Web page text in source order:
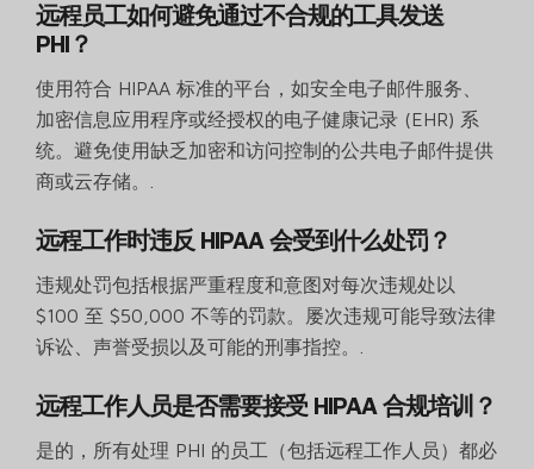
远程员工如何避免通过不合规的工具发送
PHI？
使用符合 HIPAA 标准的平台，如安全电子邮件服务、
加密信息应用程序或经授权的电子健康记录 (EHR) 系
统。避免使用缺乏加密和访问控制的公共电子邮件提供
商或云存储。.
远程工作时违反 HIPAA 会受到什么处罚？
违规处罚包括根据严重程度和意图对每次违规处以
$100 至 $50,000 不等的罚款。屡次违规可能导致法律
诉讼、声誉受损以及可能的刑事指控。.
远程工作人员是否需要接受 HIPAA 合规培训？
是的，所有处理 PHI 的员工（包括远程工作人员）都必